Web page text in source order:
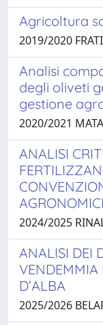
Agricoltura
2019/2020
Analisi
degli oliveti
gestione
2020/2021
ANALISI
2024/2025
ANALISI DEI
VENDEMMIA
D’ALBA
2025/2026